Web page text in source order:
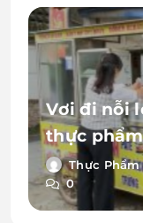
Vơi đi nỗi
thực
Thực Phẩm
0